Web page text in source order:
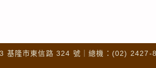
基隆市東信路 324 號｜總機：(02)